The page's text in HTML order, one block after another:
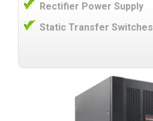
Rectifier Power Supply
Static Transfer Switches